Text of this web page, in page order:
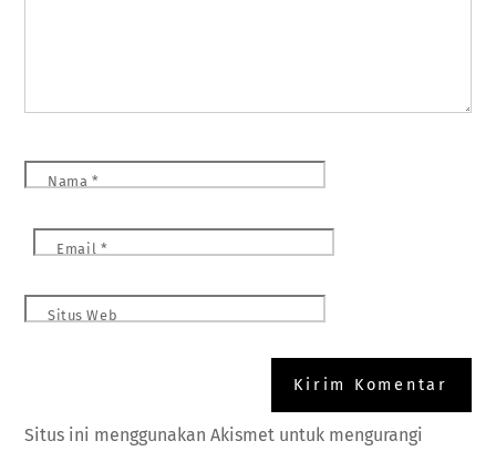
Nama *
Email *
Situs Web
Situs ini menggunakan Akismet untuk mengurangi